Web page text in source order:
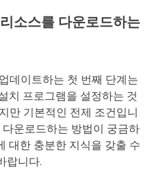
소스를 다운로드하는
데이트하는 첫 번째 단계는
치 프로그램을 설정하는 것
만 기본적인 전제 조건입니
다운로드하는 방법이 궁금하
대한 충분한 지식을 갖출 수
랍니다.